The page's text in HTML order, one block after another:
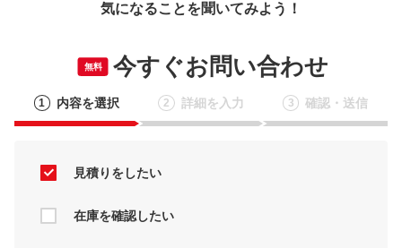
気になることを聞いてみよう！
無料 今すぐお問い合わせ
1 内容を選択 2 詳細を入力 3 確認・送信
見積りをしたい
在庫を確認したい